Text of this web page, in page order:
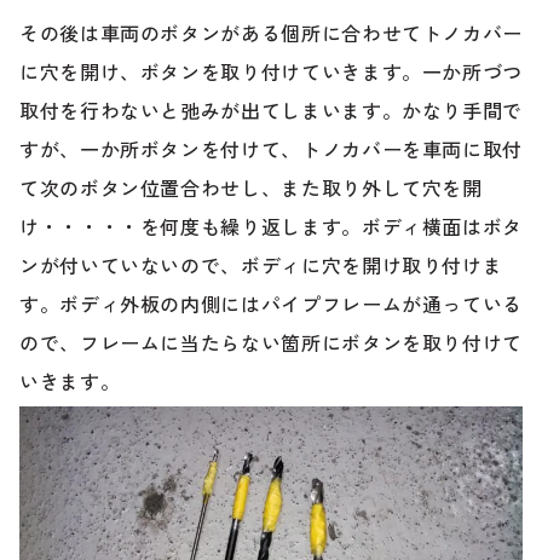
その後は車両のボタンがある個所に合わせてトノカバー
に穴を開け、ボタンを取り付けていきます。一か所づつ
取付を行わないと弛みが出てしまいます。かなり手間で
すが、一か所ボタンを付けて、トノカバーを車両に取付
て次のボタン位置合わせし、また取り外して穴を開
け・・・・・を何度も繰り返します。ボディ横面はボタ
ンが付いていないので、ボディに穴を開け取り付けま
す。ボディ外板の内側にはパイプフレームが通っている
ので、フレームに当たらない箇所にボタンを取り付けて
いきます。